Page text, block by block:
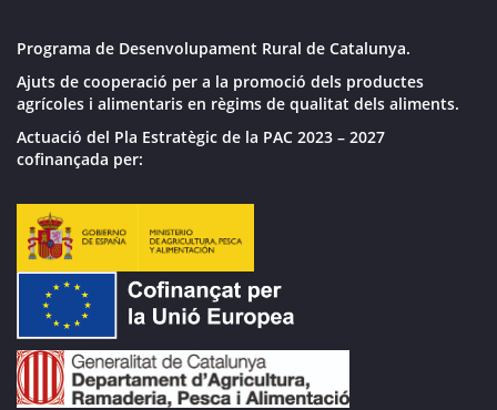
Programa de Desenvolupament Rural de Catalunya.
Ajuts de cooperació per a la promoció dels productes
agrícoles i alimentaris en règims de qualitat dels aliments.
Actuació del Pla Estratègic de la PAC 2023 – 2027
cofinançada per: